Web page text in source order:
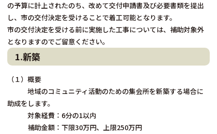
の予算に計上されたのち、改めて交付申請書及び必要書類を提出
し、市の交付決定を受けることで着工可能となります。
市の交付決定を受ける前に実施した工事については、補助対象外
となりますのでご留意ください。
1.新築
（１）概要
地域のコミュニティ活動のための集会所を新築する場合に
助成をします。
対象経費：6分の1以内
補助金額：下限30万円、上限250万円